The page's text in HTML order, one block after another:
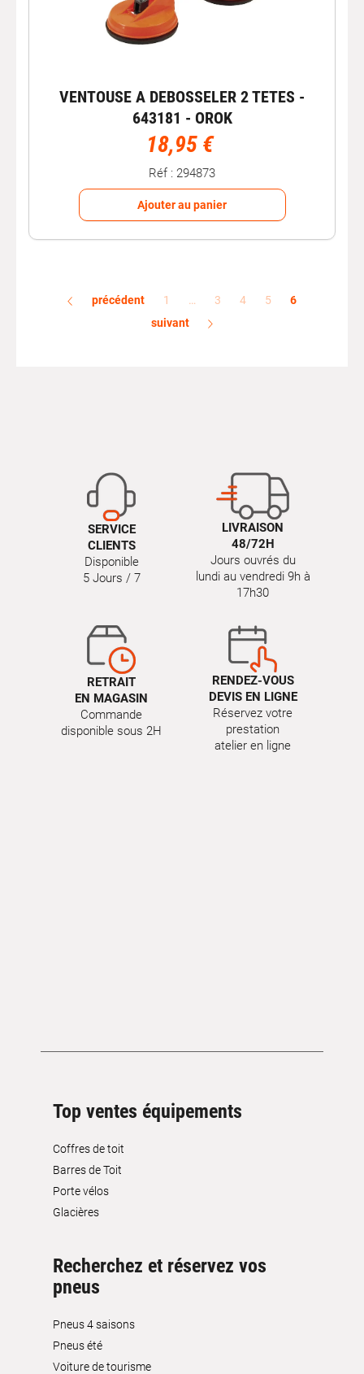
VENTOUSE A DEBOSSELER 2 TETES -
643181 - OROK
18,95 €
Réf : 294873
Ajouter au panier
précédent 1 … 3 4 5
6
suivant
SERVICE
CLIENTS
Disponible
5 Jours / 7
LIVRAISON
48/72H
Jours ouvrés du
lundi au vendredi 9h à
17h30
RETRAIT
EN MAGASIN
Commande
disponible sous 2H
RENDEZ-VOUS
DEVIS EN LIGNE
Réservez votre
prestation
atelier en ligne
Top ventes équipements
Coffres de toit
Barres de Toit
Porte vélos
Glacières
Recherchez et réservez vos
pneus
Pneus 4 saisons
Pneus été
Voiture de tourisme